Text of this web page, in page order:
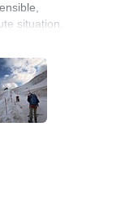
avez besoin pour
! situation.